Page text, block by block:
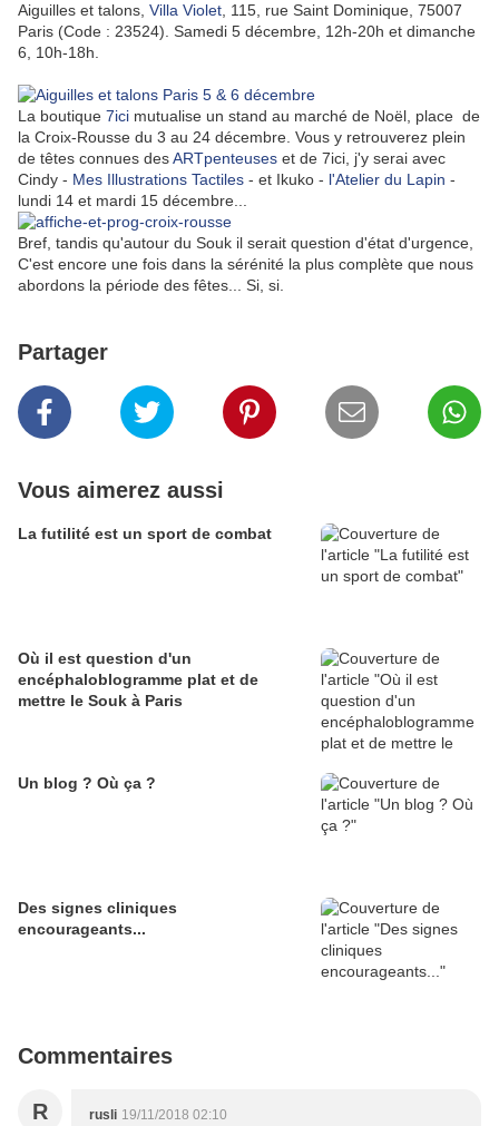
Aiguilles et talons, Villa Violet , 115, rue Saint Dominique, 75007
Paris (Code : 23524). Samedi 5 décembre, 12h-20h et dimanche
6, 10h-18h.
La boutique 7ici mutualise un stand au marché de Noël, place de
la Croix-Rousse du 3 au 24 décembre. Vous y retrouverez plein
de têtes connues desARTpenteuses et de 7ici, j'y serai avec
Cindy - Mes Illustrations Tactiles - et Ikuko - l'Atelier du Lapin -
lundi 14 et mardi 15 décembre...
Bref, tandis qu'autour du Souk il serait question d'état d'urgence,
C'est encore une fois dans la sérénité la plus complète que nous
abordons la période des fêtes... Si, si.
Partager
Vous aimerez aussi
La futilité est un sport de combat
Où il est question d'un
encéphaloblogramme plat et de
mettre le Souk à Paris
Un blog ? Où ça ?
Des signes cliniques
encourageants...
Commentaires
R rusli 19/11/2018 02:10